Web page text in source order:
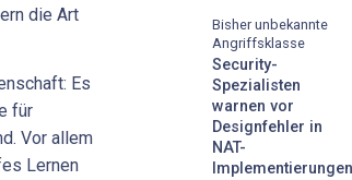
die Art
Es
für
Vor allem
Lernen
Bisher unbekannte
Angriffsklasse
Security-
Spezialisten
warnen vor
Designfehler in
NAT-
Implementierungen